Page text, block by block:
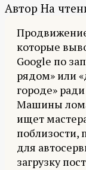
Автор На
Продвижение
которые
Google по
рядом» или
городе»
Машины
ищет
поблизости,
для
загрузку